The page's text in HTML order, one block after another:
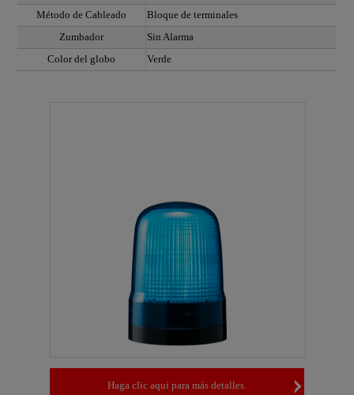
Método de Cableado
Bloque de terminales
Zumbador
Sin Alarma
Color del globo
Verde
Haga clic aquí para más detalles.